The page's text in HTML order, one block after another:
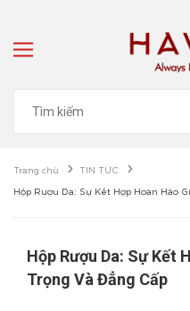
Trang chủ TIN TỨC
Hộp Rượu Da: Sự Kết Hợp Hoàn Hảo
Hộp Rượu Da: Sự Kết
Trọng Và Đẳng Cấp